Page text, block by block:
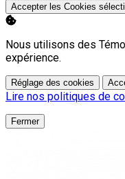
Accepter les Cookies
Nous utilisons des
expérience.
Réglage des cookies
Lire nos politiques de
Fermer